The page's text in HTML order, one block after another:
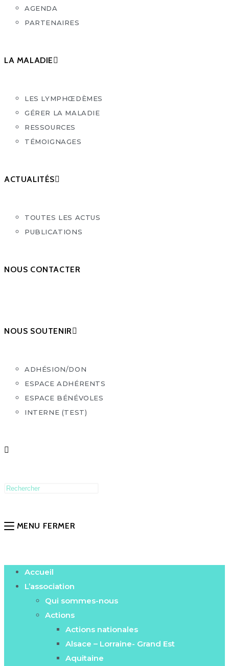
AGENDA
PARTENAIRES
LA MALADIE
LES LYMPHŒDÈMES
GÉRER LA MALADIE
RESSOURCES
TÉMOIGNAGES
ACTUALITÉS
TOUTES LES ACTUS
PUBLICATIONS
NOUS CONTACTER
NOUS SOUTENIR
ADHÉSION/DON
ESPACE ADHÉRENTS
ESPACE BÉNÉVOLES
INTERNE (TEST)
MENU FERMER
Accueil
L’association
Qui sommes-nous
Actions
Actions nationales
Alsace – Lorraine- Grand Est
Aquitaine